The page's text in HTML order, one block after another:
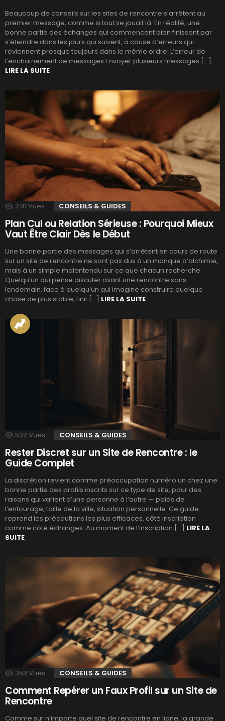
Beaucoup de conseils sur les sites de rencontre s’arrêtent au
premier message, comme si tout se jouait là. En réalité, une
bonne partie des échanges qui commencent bien finissent par
s’éteindre dans les jours qui suivent, à cause d’erreurs qui
reviennent presque toujours dans le même ordre. L’erreur de
l’enchaînement de messages Envoyer plusieurs messages […]
LIRE LA SUITE
270 Vues CONSEILS & GUIDES
Plan Cul ou Relation Sérieuse : Pourquoi Mieux
Vaut Être Clair Dès le Début
Une bonne partie des messages qui s’arrêtent en cours de route
sur un site de rencontre ne sont pas dus à un manque d’alchimie,
mais à un simple malentendu sur ce que chacun recherche.
Quelqu’un qui pense discuter avant une rencontre sans
lendemain, face à quelqu’un qui imagine construire quelque
chose de plus stable, finit […] LIRE LA SUITE
532 Vues CONSEILS & GUIDES
Rester Discret sur un Site de Rencontre : le
Guide Complet
La discrétion revient comme préoccupation numéro un chez une
bonne partie des profils inscrits sur ce type de site, pour des
raisons qui varient d’une personne à l’autre — poids de
l’entourage, taille de la ville, situation personnelle. Ce guide
reprend les précautions les plus efficaces, côté inscription
comme côté échanges. Au moment de l’inscription […] LIRE LA
SUITE
358 Vues CONSEILS & GUIDES
Comment Repérer un Faux Profil sur un Site de
Rencontre
Comme sur n’importe quel site de rencontre en ligne, la grande